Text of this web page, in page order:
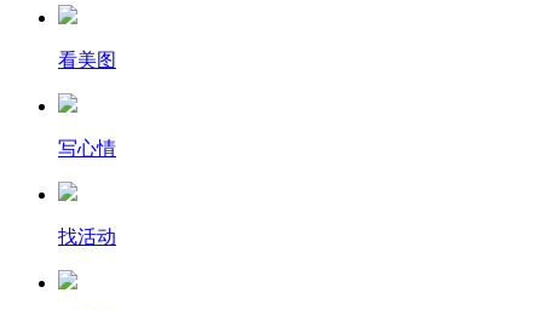
看美图
写心情
找活动